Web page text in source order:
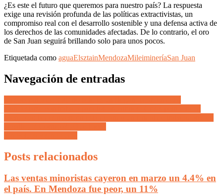
¿Es este el futuro que queremos para nuestro país? La respuesta
exige una revisión profunda de las políticas extractivistas, un
compromiso real con el desarrollo sostenible y una defensa activa de
los derechos de las comunidades afectadas. De lo contrario, el oro
de San Juan seguirá brillando solo para unos pocos.
Etiquetada como aguaElsztainMendozaMileimineríaSan Juan
Navegación de entradas
Posts relacionados
Las ventas minoristas cayeron en marzo un 4.4% en
el país. En Mendoza fue peor, un 11%